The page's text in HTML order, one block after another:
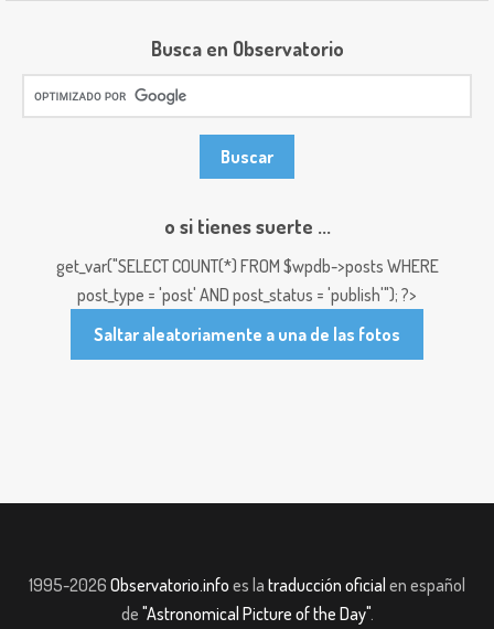
Busca en Observatorio
o si tienes suerte ...
get_var("SELECT COUNT(*) FROM $wpdb->posts WHERE
post_type = 'post' AND post_status = 'publish'"); ?>
Saltar aleatoriamente a una de las fotos
1995-2026 Observatorio.info es la traducción oficial en español
de "Astronomical Picture of the Day".